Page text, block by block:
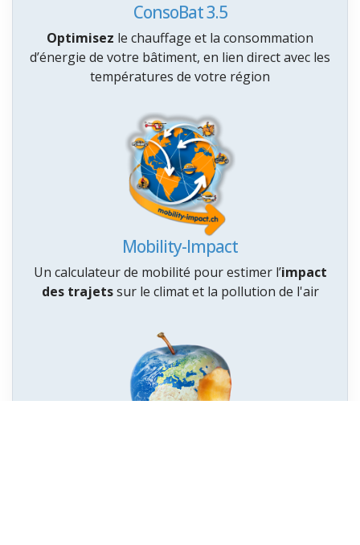
ConsoBat 3.5
Optimisez le chauffage et la consommation
d’énergie de votre bâtiment, en lien direct avec les
températures de votre région
Mobility-Impact
Un calculateur de mobilité pour estimer l’impact
des trajetssur le climat et la pollution de l'air